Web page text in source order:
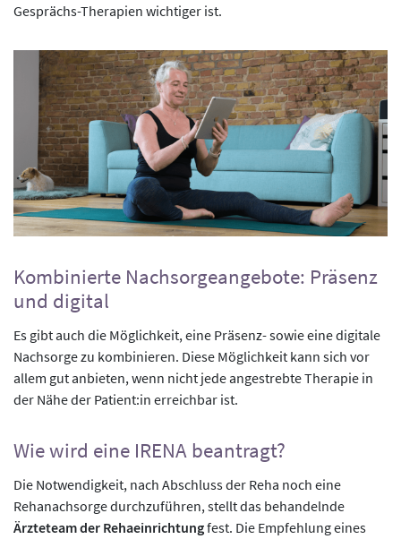
Gesprächs-Therapien wichtiger ist.
Kombinierte Nachsorgeangebote: Präsenz
und digital
Es gibt auch die Möglichkeit, eine Präsenz- sowie eine digitale
Nachsorge zu kombinieren. Diese Möglichkeit kann sich vor
allem gut anbieten, wenn nicht jede angestrebte Therapie in
der Nähe der Patient:in erreichbar ist.
Wie wird eine IRENA beantragt?
Die Notwendigkeit, nach Abschluss der Reha noch eine
Rehanachsorge durchzuführen, stellt das behandelnde
Ärzteteam der Rehaeinrichtungfest. Die Empfehlung eines